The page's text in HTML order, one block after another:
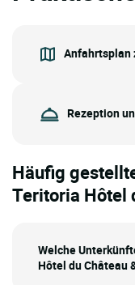
Anfahrtsplan
Rezeption
Häufig
Teritoria Hôtel
Welche
Hôtel du Château